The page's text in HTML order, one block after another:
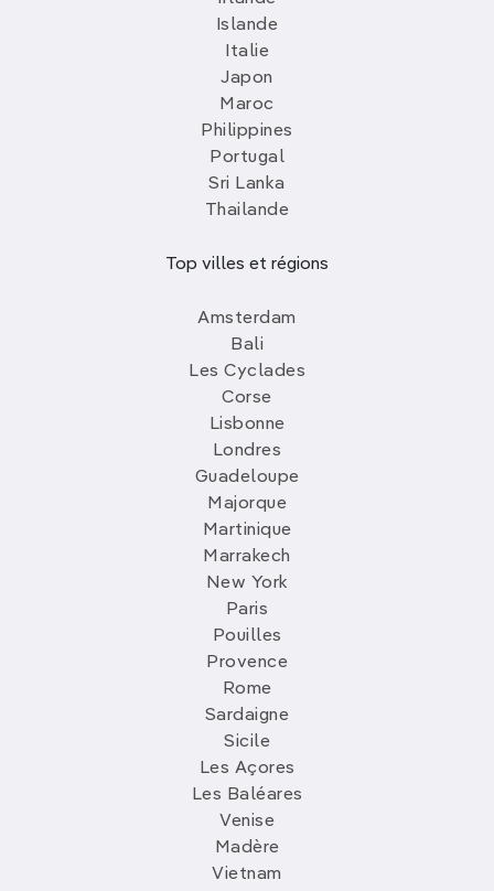
Islande
Italie
Japon
Maroc
Philippines
Portugal
Sri Lanka
Thailande
Top villes et régions
Amsterdam
Bali
Les Cyclades
Corse
Lisbonne
Londres
Guadeloupe
Majorque
Martinique
Marrakech
New York
Paris
Pouilles
Provence
Rome
Sardaigne
Sicile
Les Açores
Les Baléares
Venise
Madère
Vietnam